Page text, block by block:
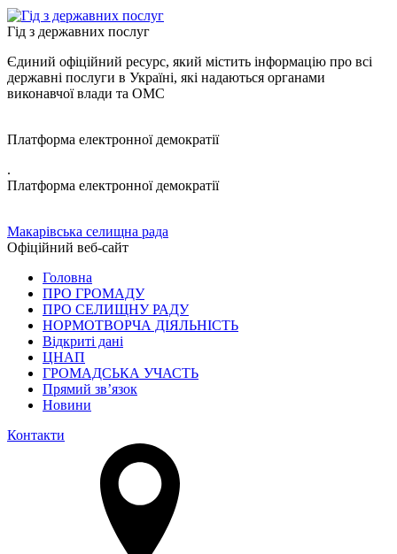
Гід з державних послуг
Єдиний офіційний ресурс, який містить інформацію про всі
державні послуги в Україні, які надаються органами
виконавчої влади та ОМС
Платформа електронної демократії
.
Платформа електронної демократії
Макарівська селищна рада
Офіційний веб-сайт
Головна
ПРО ГРОМАДУ
ПРО СЕЛИЩНУ РАДУ
НОРМОТВОРЧА ДІЯЛЬНІСТЬ
Відкриті дані
ЦНАП
ГРОМАДСЬКА УЧАСТЬ
Прямий зв’язок
Новини
Контакти